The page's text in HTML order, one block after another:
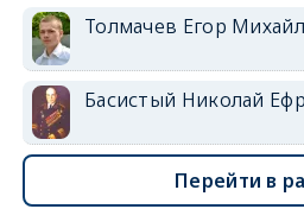
Толмачев Егор
Басистый Николай
Перейти в